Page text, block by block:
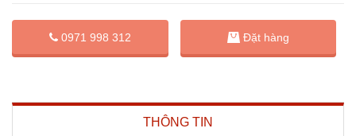
0971 998 312 Đặt hàng
THÔNG TIN